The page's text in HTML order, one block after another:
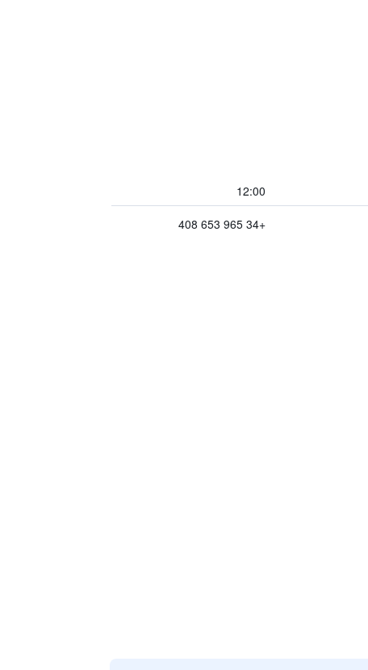
12:00
+34 965 653 408